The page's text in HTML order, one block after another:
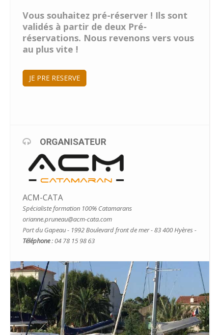
Vous souhaitez pré-réserver ! Ils sont
validés à partir de deux Pré-
réservations. Nous revenons vers vous
au plus vite !
JE PRE RESERVE
ORGANISATEUR
ACM-CATA
Spécialiste formation 100% Catamarans
orianne.pruneau@acm-cata.com
Port du Gapeau - 1992 Boulevard front de mer - 83 400 Hyères -
Téléphone: 04 78 15 98 63